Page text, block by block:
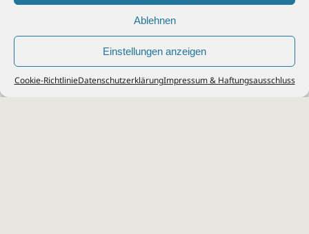
Ablehnen
Einstellungen anzeigen
Cookie-RichtlinieDatenschutzerklärungImpressum & Haftungsausschluss
© 2026Steuerberater Kempf, Köln - Steuerberatung Poll, Porz, Deutz, Mülheim,